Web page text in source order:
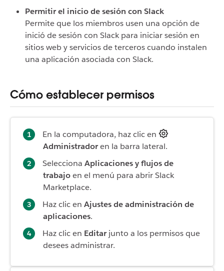
Permitir el inicio de sesión con Slack
Permite que los miembros usen una opción de
inició de sesión con Slack para iniciar sesión en
sitios web y servicios de terceros cuando instalen
una aplicación asociada con Slack.
Cómo establecer permisos
En la computadora, haz clic en
Administradoren la barra lateral.
Selecciona Aplicaciones y flujos de
trabajoen el menú para abrir Slack
Marketplace.
Haz clic en Ajustes de administración de
aplicaciones.
Haz clic en Editarjunto a los permisos que
desees administrar.